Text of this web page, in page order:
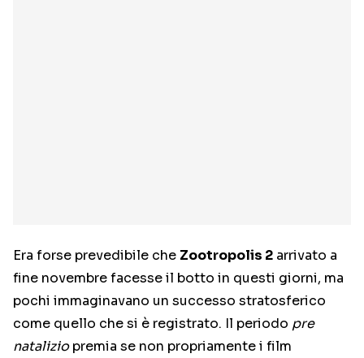
Era forse prevedibile che Zootropolis 2 arrivato a
fine novembre facesse il botto in questi giorni, ma
pochi immaginavano un successo stratosferico
come quello che si è registrato. Il periodo pre
nataliziopremia se non propriamente i film